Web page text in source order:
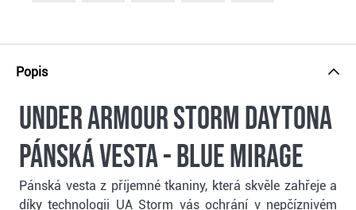
Popis
Under Armour Storm Daytona
pánská vesta - blue mirage
Pánská vesta z příjemné tkaniny, která skvěle zahřeje a
díky technologii UA Storm vás ochrání v nepčíznivém